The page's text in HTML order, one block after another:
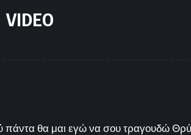
VIDEO
πάντα θα μαι εγώ να σου τραγουδώ